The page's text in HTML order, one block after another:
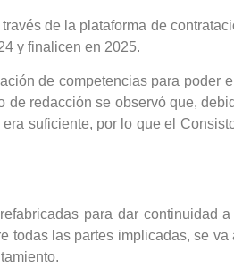
de la plataforma de
y finalicen en 2025.
de competencias para poder
redacción se observó que,
suficiente, por lo que el
para dar continuidad
las partes implicadas, se